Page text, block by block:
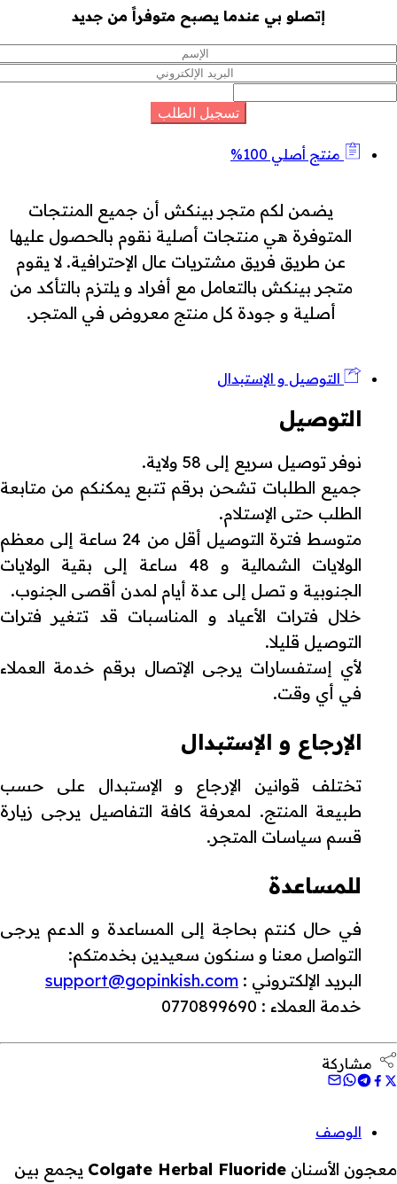
إتصلو بي عندما يصبح متوفراً من جديد
منتج أصلي 100%
يضمن لكم متجر بينكش أن جميع المنتجات
المتوفرة هي منتجات أصلية نقوم بالحصول عليها
عن طريق فريق مشتريات عال الإحترافية. لا يقوم
متجر بينكش بالتعامل مع أفراد و يلتزم بالتأكد من
أصلية و جودة كل منتج معروض في المتجر.
التوصيل و الإستبدال
التوصيل
نوفر توصيل سريع إلى 58 ولاية.
جميع الطلبات تشحن برقم تتبع يمكنكم من متابعة
الطلب حتى الإستلام.
متوسط فترة التوصيل أقل من 24 ساعة إلى معظم
الولايات الشمالية و 48 ساعة إلى بقية الولايات
الجنوبية و تصل إلى عدة أيام لمدن أقصى الجنوب.
خلال فترات الأعياد و المناسبات قد تتغير فترات
التوصيل قليلا.
لأي إستفسارات يرجى الإتصال برقم خدمة العملاء
في أي وقت.
الإرجاع و الإستبدال
تختلف قوانين الإرجاع و الإستبدال على حسب
طبيعة المنتج. لمعرفة كافة التفاصيل يرجى زيارة
قسم سياسات المتجر.
للمساعدة
في حال كنتم بحاجة إلى المساعدة و الدعم يرجى
التواصل معنا و سنكون سعيدين بخدمتكم:
البريد الإلكتروني : support@gopinkish.com
خدمة العملاء : 0770899690
مشاركة
الوصف
معجون الأسنان Colgate Herbal Fluoride يجمع بين